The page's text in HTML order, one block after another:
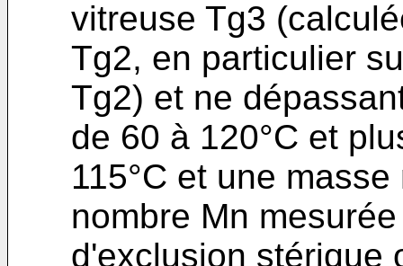
vitreuse Tg3
Tg2, en particulier
Tg2) et ne
de 60 à 120°C et
115°C et une
nombre Mn
d'exclusion stérique